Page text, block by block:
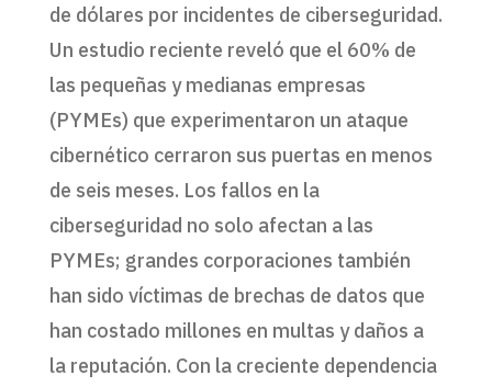
de dólares por incidentes de ciberseguridad.
Un estudio reciente reveló que el 60% de
las pequeñas y medianas empresas
(PYMEs) que experimentaron un ataque
cibernético cerraron sus puertas en menos
de seis meses. Los fallos en la
ciberseguridad no solo afectan a las
PYMEs; grandes corporaciones también
han sido víctimas de brechas de datos que
han costado millones en multas y daños a
la reputación. Con la creciente dependencia